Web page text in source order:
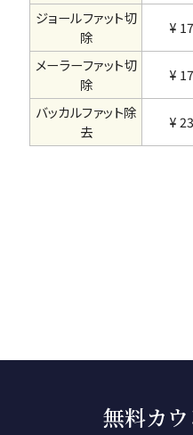
ジョールファット切
除
¥
メーラーファット切
除
¥
バッカルファット除
去
¥
無料カ